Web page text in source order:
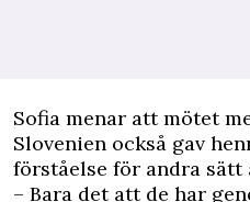
Sofia menar att mötet
Slovenien också gav
förståelse för andra sätt
– Bara det att de har